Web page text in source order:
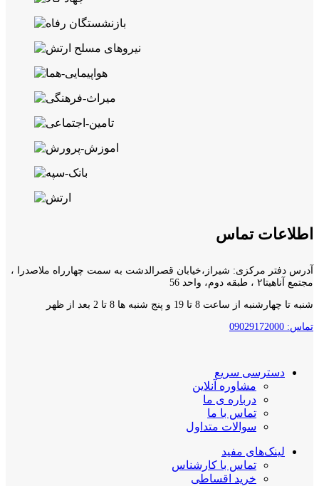
اطلاعات تماس
آدرس دفتر مرکزی: شیراز،خیابان قصرالدشت به سمت چهارراه ملاصدرا ،
مجتمع آناهیتا۲ ، طبقه دوم، واحد 56
شنبه تا چهارشنبه از ساعت 8 تا 19 و پنج شنبه ها 8 تا 2 بعد از ظهر
تماس: 09029172000
دسترسی سریع
مشاوره آنلاین
درباره ی ما
تماس با ما
سوالات متداول
لینک‌های مفید
تماس با کارشناس
خرید اقساطی